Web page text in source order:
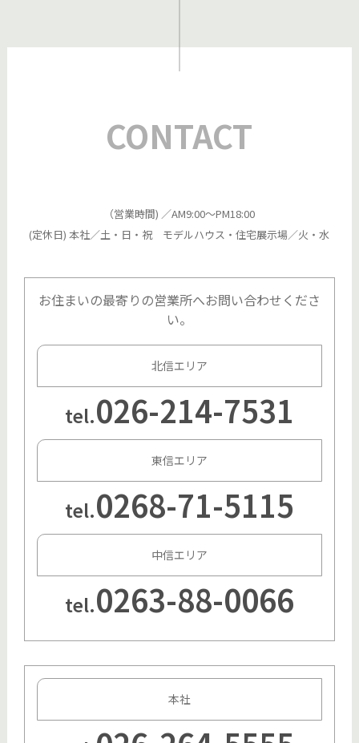
CONTACT
（営業時間) ／AM9:00～PM18:00
(定休日) 本社／土・日・祝 モデルハウス・住宅展示場／火・水
お住まいの最寄りの営業所へお問い合わせくださ
い。
北信エリア
tel.026-214-7531
東信エリア
tel.0268-71-5115
中信エリア
tel.0263-88-0066
本社